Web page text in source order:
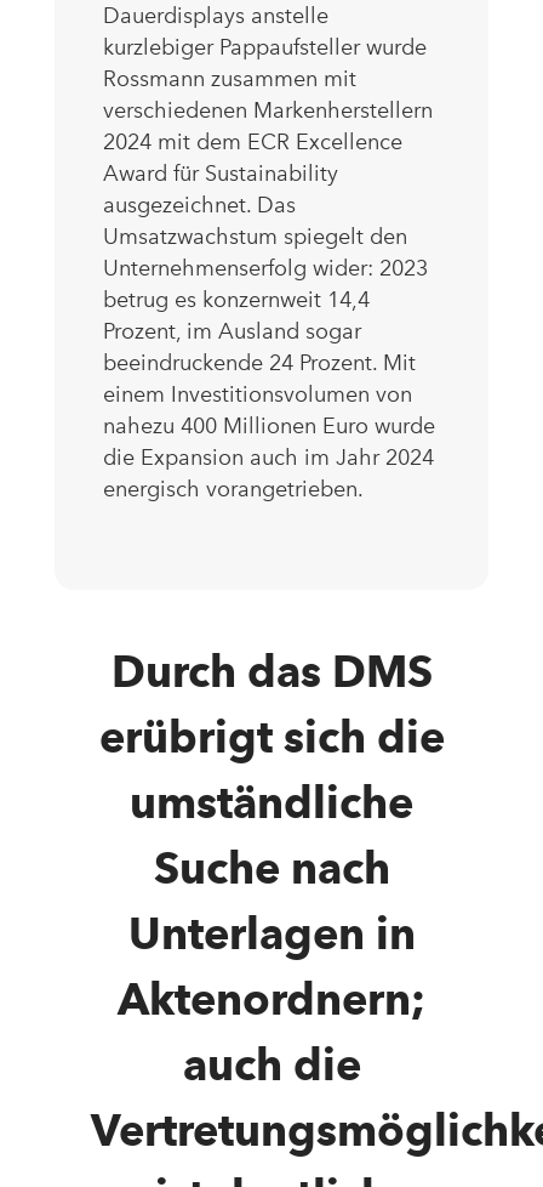
Dauerdisplays anstelle
kurzlebiger Pappaufsteller wurde
Rossmann zusammen mit
verschiedenen Markenherstellern
2024 mit dem ECR Excellence
Award für Sustainability
ausgezeichnet. Das
Umsatzwachstum spiegelt den
Unternehmenserfolg wider: 2023
betrug es konzernweit 14,4
Prozent, im Ausland sogar
beeindruckende 24 Prozent. Mit
einem Investitionsvolumen von
nahezu 400 Millionen Euro wurde
die Expansion auch im Jahr 2024
energisch vorangetrieben.
Durch das DMS
erübrigt sich die
umständliche
Suche nach
Unterlagen in
Aktenordnern;
auch die